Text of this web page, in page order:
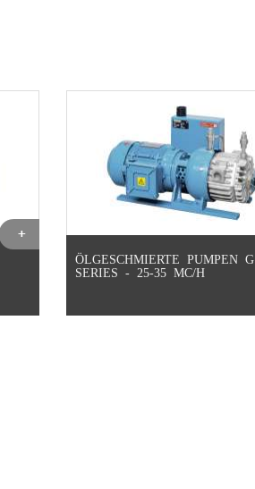
ÖLGESCHMIERTE PUMPEN G
SERIES - 25-35 MC/H